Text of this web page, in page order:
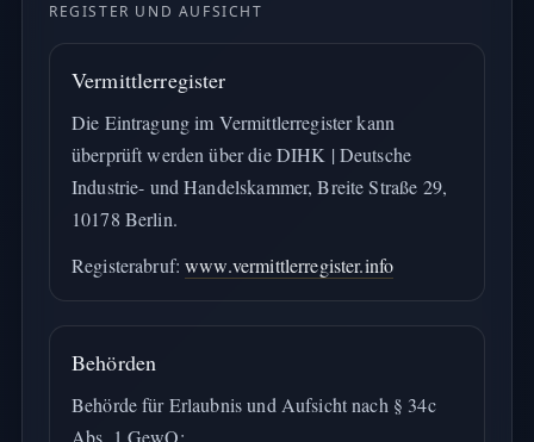
REGISTER UND AUFSICHT
Vermittlerregister
Die Eintragung im Vermittlerregister kann
überprüft werden über die DIHK | Deutsche
Industrie- und Handelskammer, Breite Straße 29,
10178 Berlin.
Registerabruf:www.vermittlerregister.info
Behörden
Behörde für Erlaubnis und Aufsicht nach § 34c
Abs. 1 GewO: